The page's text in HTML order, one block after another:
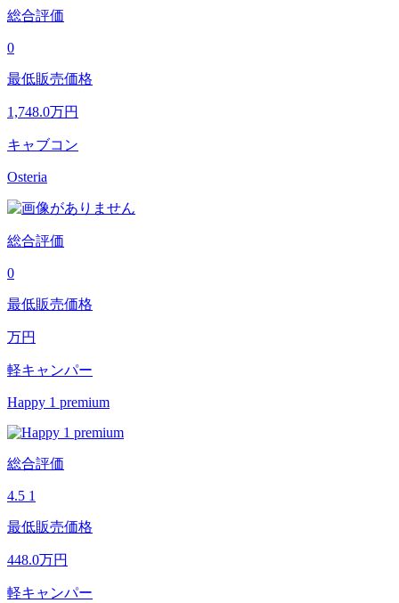
総合評価
0
最低販売価格
1,748.0万円
キャブコン
Osteria
総合評価
0
最低販売価格
万円
軽キャンパー
Happy 1 premium
総合評価
4.5 1
最低販売価格
448.0万円
軽キャンパー